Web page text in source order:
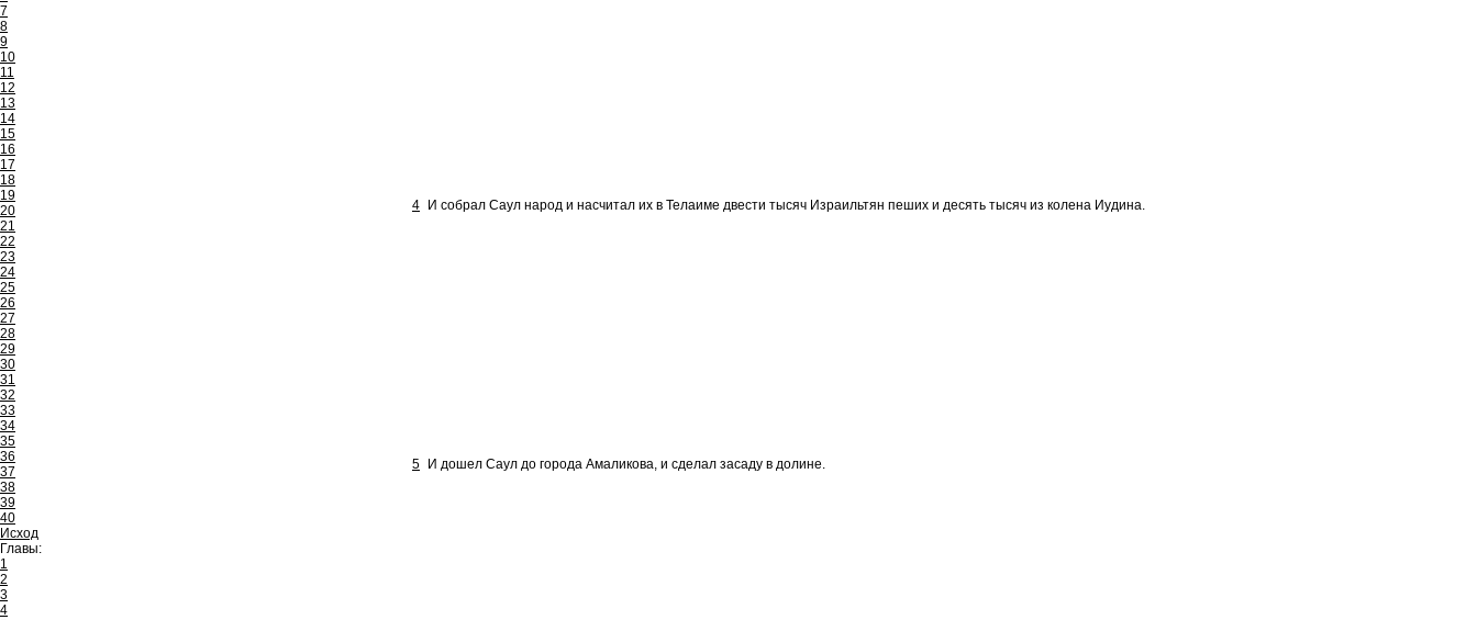
7
8
9
10
11
12
13
14
15
16
17
18
19
20
21
22
23
24
25
26
27
28
29
30
31
32
33
34
35
36
37
38
39
40
Исход
Главы:
1
2
3
4
4 И собрал Саул народ и насчитал их в Телаиме двести тысяч Израильтян пеших и десять тысяч из колена Иудина.
5 И дошел Саул до города Амаликова, и сделал засаду в долине.